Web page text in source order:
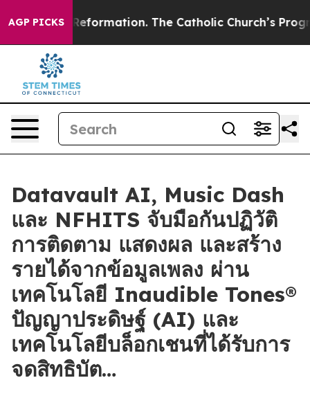
AGP PICKS
Reformation. The Catholic Church’s Progressive
Datavault AI, Music Dash
และ NFHITS จับมือกันปฏิวัติ
การติดตาม แสดงผล และสร้าง
รายได้จากข้อมูลเพลง ผ่าน
เทคโนโลยี Inaudible Tones®
ปัญญาประดิษฐ์ (AI) และ
เทคโนโลยีบล็อกเชนที่ได้รับการ
จดสิทธิบัต…